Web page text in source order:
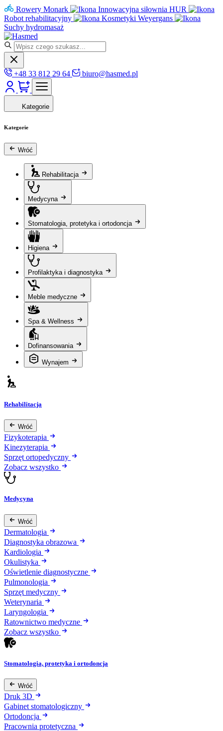
Rowery Monark
Innowacyjna siłownia HUR
Robot rehabilitacyjny
Kosmetyki Weyergans
Suchy hydromasaż
+48 33 812 29 64 biuro@hasmed.pl
Kategorie
Kategorie
Wróć
Rehabilitacja
Medycyna
Stomatologia, protetyka i ortodoncja
Higiena
Profilaktyka i diagnostyka
Meble medyczne
Spa & Wellness
Dofinansowania
Wynajem
Rehabilitacja
Wróć
Fizykoterapia
Kinezyterapia
Sprzęt ortopedyczny
Zobacz wszystko
Medycyna
Wróć
Dermatologia
Diagnostyka obrazowa
Kardiologia
Okulistyka
Oświetlenie diagnostyczne
Pulmonologia
Sprzęt medyczny
Weterynaria
Laryngologia
Ratownictwo medyczne
Zobacz wszystko
Stomatologia, protetyka i ortodoncja
Wróć
Druk 3D
Gabinet stomatologiczny
Ortodoncja
Pracownia protetyczna